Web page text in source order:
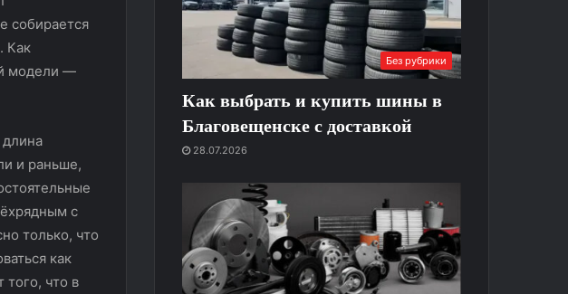
собирается
Как
модели —
и раньше,
с
только, что
как
того, что в
Без рубрики
Как выбрать и купить шины в
Благовещенске с доставкой
28.07.2026